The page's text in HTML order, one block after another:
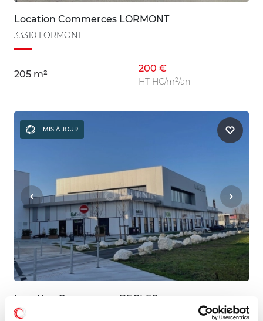
Location Commerces LORMONT
33310 LORMONT
205 m²
200 €
HT HC/m²/an
MIS À JOUR
Location Commerces BEGLES
33130 BEGLES